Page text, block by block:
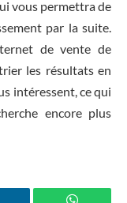
vous permettra de
par la suite.
de vente de
les résultats en
intéressent, ce qui
encore plus